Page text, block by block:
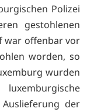
Polizei
gestohlenen
war offenbar vor
worden, so
wurden
der